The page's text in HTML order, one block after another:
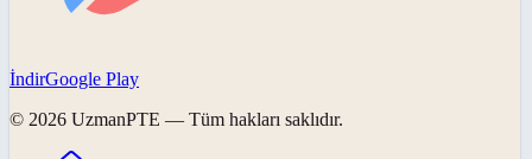
İndirGoogle Play
© 2026 UzmanPTE — Tüm hakları saklıdır.